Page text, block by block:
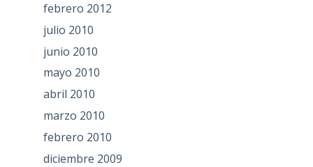
febrero 2012
julio 2010
junio 2010
mayo 2010
abril 2010
marzo 2010
febrero 2010
diciembre 2009